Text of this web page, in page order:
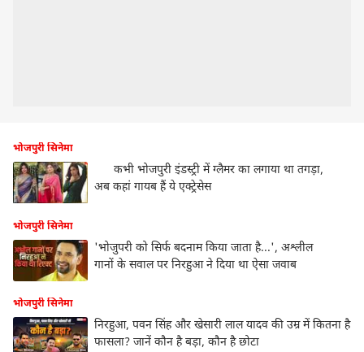
भोजपुरी सिनेमा
कभी भोजपुरी इंडस्ट्री में ग्लैमर का लगाया था तगड़ा,
अब कहां गायब हैं ये एक्ट्रेसेस
भोजपुरी सिनेमा
'भोजुपरी को सिर्फ बदनाम किया जाता है...', अश्लील
गानों के सवाल पर निरहुआ ने दिया था ऐसा जवाब
भोजपुरी सिनेमा
निरहुआ, पवन सिंह और खेसारी लाल यादव की उम्र में कितना है
फासला? जानें कौन है बड़ा, कौन है छोटा